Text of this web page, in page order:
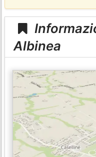
Albinea